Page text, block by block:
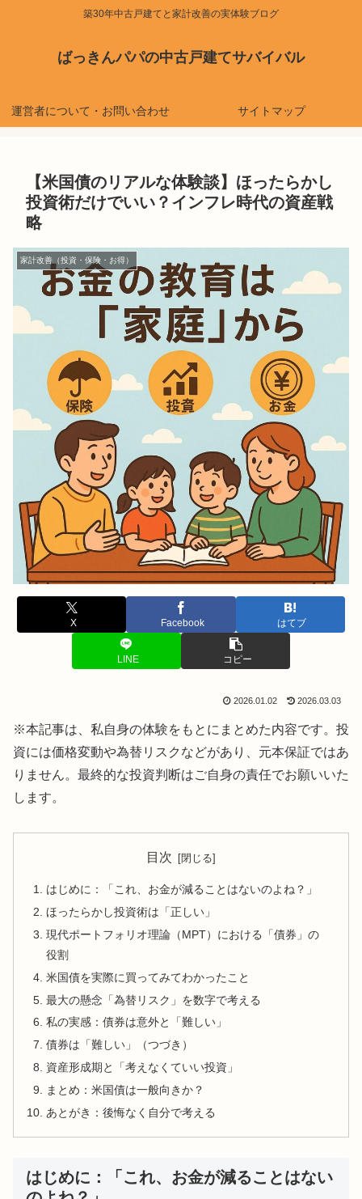
築30年中古戸建てと家計改善の実体験ブログ
ばっきんパパの中古戸建てサバイバル
運営者について・お問い合わせ サイトマップ
【米国債のリアルな体験談】ほったらかし
投資術だけでいい？インフレ時代の資産戦
略
家計改善（投資・保険・お得）
X Facebook はてブ
LINE コピー
2026.01.02 2026.03.03
※本記事は、私自身の体験をもとにまとめた内容です。投
資には価格変動や為替リスクなどがあり、元本保証ではあ
りません。最終的な投資判断はご自身の責任でお願いいた
します。
目次
はじめに：「これ、お金が減ることはないのよね？」
ほったらかし投資術は「正しい」
現代ポートフォリオ理論（MPT）における「債券」の
役割
米国債を実際に買ってみてわかったこと
最大の懸念「為替リスク」を数字で考える
私の実感：債券は意外と「難しい」
債券は「難しい」（つづき）
資産形成期と「考えなくていい投資」
まとめ：米国債は一般向きか？
あとがき：後悔なく自分で考える
はじめに：「これ、お金が減ることはない